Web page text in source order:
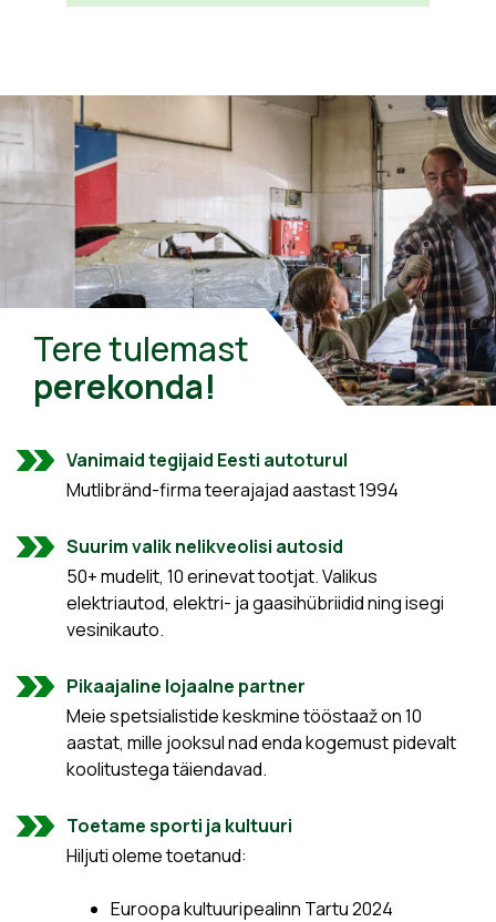
Tere tulemast
perekonda!
Vanimaid tegijaid Eesti autoturul
Mutlibränd-firma teerajajad aastast 1994
Suurim valik nelikveolisi autosid
50+ mudelit, 10 erinevat tootjat. Valikus
elektriautod, elektri- ja gaasihübriidid ning isegi
vesinikauto.
Pikaajaline lojaalne partner
Meie spetsialistide keskmine tööstaaž on 10
aastat, mille jooksul nad enda kogemust pidevalt
koolitustega täiendavad.
Toetame sporti ja kultuuri
Hiljuti oleme toetanud:
Euroopa kultuuripealinn Tartu 2024